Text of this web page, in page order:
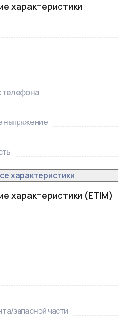
характеристики
телефона
напряжение
характеристики
характеристики (ETIM)
запасной части